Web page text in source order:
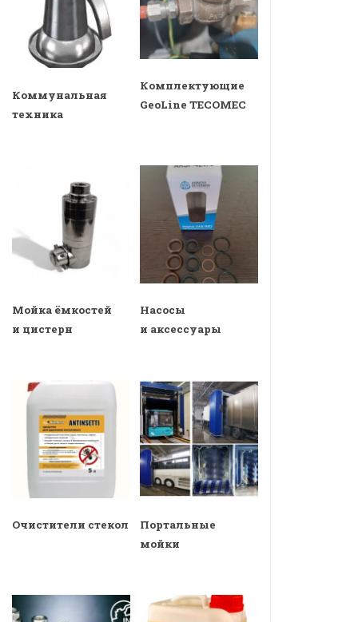
Коммунальная
техника
Комплектующие
GeoLine TECOMEC
Мойка ёмкостей
и цистерн
Насосы
и аксессуары
Очистители стекол
Портальные
мойки